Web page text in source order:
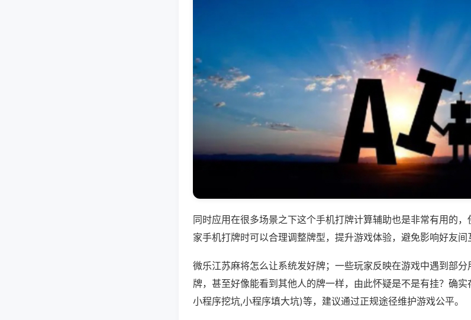
同时应用在很多场景之下这个手机打牌计算辅助也是非常有用的
家手机打牌时可以合理调整牌型，提升游戏体验，避免影响好友间
微乐江苏麻将怎么让系统发好牌；一些玩家反映在游戏中遇到部
牌，甚至好像能看到其他人的牌一样，由此怀疑是不是有挂？确
小程序挖坑,小程序填大坑)等，建议通过正规途径维护游戏公平。